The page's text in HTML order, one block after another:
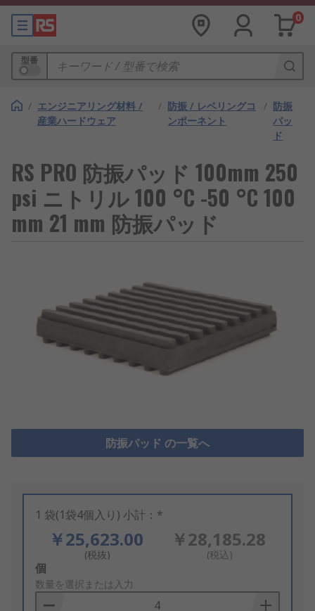
0
型番
/ エンジニアリング材料 /
産業ハードウェア
/ 防振 / レベリングコ
ンポーネント
/ 防振
パッ
ド
RS PRO 防振パッド 100mm 250
psi ニトリル 100 °C -50 °C 100
mm 21 mm 防振パッド
防振パッド の一覧へ
1 袋(1袋4個入り) 小計：*
￥25,623.00
(税抜)
￥28,185.28
(税込)
Add
to
Basket
個
数量を選択または入力